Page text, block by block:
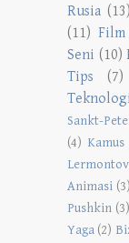
Rusia (13)
(11) Film
Seni (10)
Tips
(7)
Sankt-
(4) Kamus
Lermontov
Animasi (3)
Pushkin (3)
Yaga (2)